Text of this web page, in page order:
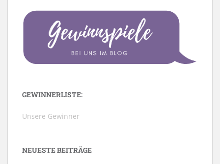
GEWINNERLISTE:
Unsere Gewinner
NEUESTE BEITRÄGE